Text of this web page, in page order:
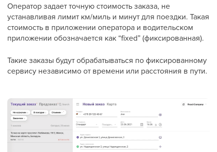
Оператор задает точную стоимость заказа, не
устанавливая лимит км/миль и минут для поездки. Такая
стоимость в приложении оператора и водительском
приложении обозначается как “fixed” (фиксированная).
Такие заказы будут обрабатываться по фиксированному
сервису независимо от времени или расстояния в пути.